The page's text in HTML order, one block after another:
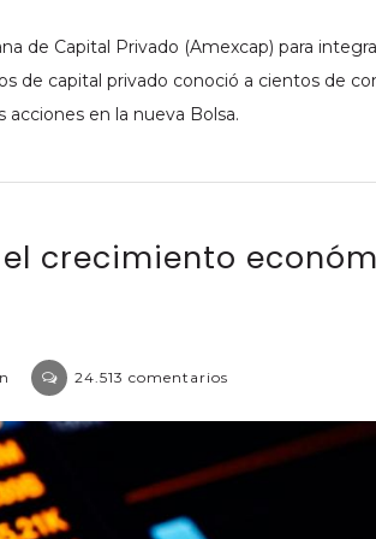
de Capital Privado (Amexcap) para
de capital privado conoció a cientos de
en la nueva Bolsa.
crecimiento
24.513 comentarios
piedras